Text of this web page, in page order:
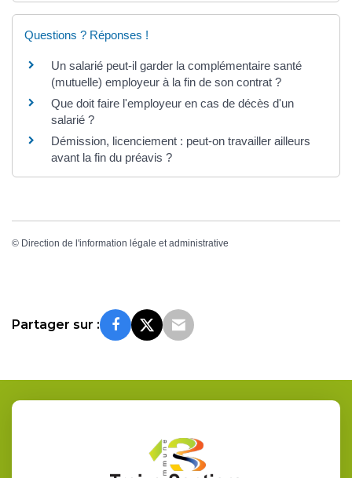
Questions ? Réponses !
Un salarié peut-il garder la complémentaire santé
(mutuelle) employeur à la fin de son contrat ?
Que doit faire l'employeur en cas de décès d'un
salarié ?
Démission, licenciement : peut-on travailler ailleurs
avant la fin du préavis ?
© Direction de l'information légale et administrative
Partager sur :